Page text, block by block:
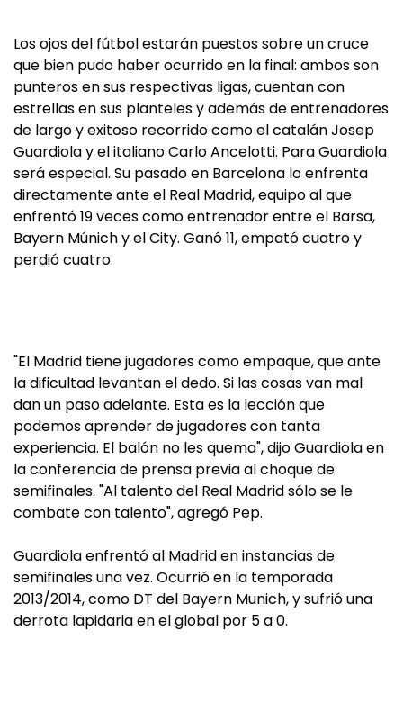
Los ojos del fútbol estarán puestos sobre un cruce
que bien pudo haber ocurrido en la final: ambos son
punteros en sus respectivas ligas, cuentan con
estrellas en sus planteles y además de entrenadores
de largo y exitoso recorrido como el catalán Josep
Guardiola y el italiano Carlo Ancelotti. Para Guardiola
será especial. Su pasado en Barcelona lo enfrenta
directamente ante el Real Madrid, equipo al que
enfrentó 19 veces como entrenador entre el Barsa,
Bayern Múnich y el City. Ganó 11, empató cuatro y
perdió cuatro.
"El Madrid tiene jugadores como empaque, que ante
la dificultad levantan el dedo. Si las cosas van mal
dan un paso adelante. Esta es la lección que
podemos aprender de jugadores con tanta
experiencia. El balón no les quema", dijo Guardiola en
la conferencia de prensa previa al choque de
semifinales. "Al talento del Real Madrid sólo se le
combate con talento", agregó Pep.
Guardiola enfrentó al Madrid en instancias de
semifinales una vez. Ocurrió en la temporada
2013/2014, como DT del Bayern Munich, y sufrió una
derrota lapidaria en el global por 5 a 0.